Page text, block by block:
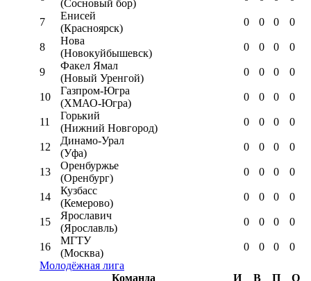
(Сосновый бор)
7
Енисей
(Красноярск)
0 0 0 0
8
Нова
(Новокуйбышевск)
0 0 0 0
9
Факел Ямал
(Новый Уренгой)
0 0 0 0
10
Газпром-Югра
(ХМАО-Югра)
0 0 0 0
11
Горький
(Нижний Новгород)
0 0 0 0
12
Динамо-Урал
(Уфа)
0 0 0 0
13
Оренбуржье
(Оренбург)
0 0 0 0
14
Кузбасс
(Кемерово)
0 0 0 0
15
Ярославич
(Ярославль)
0 0 0 0
16
МГТУ
(Москва)
0 0 0
0
Молодёжная лига
Команда
И В П
О